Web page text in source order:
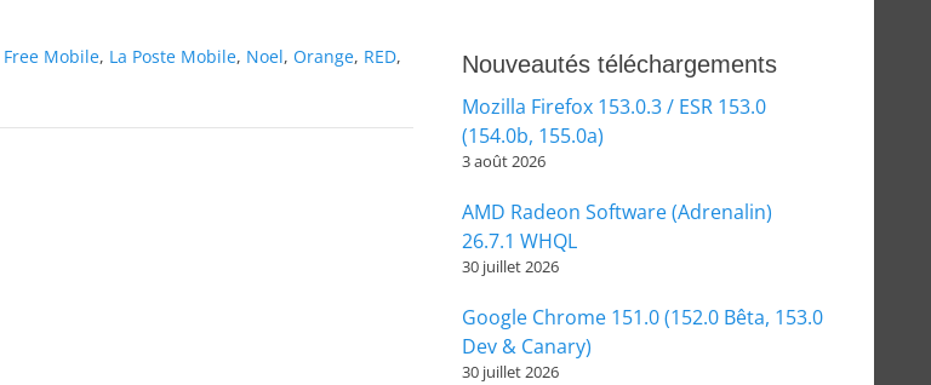
Free Mobile, La Poste Mobile, Noel, Orange, RED,
Nouveautés téléchargements
Mozilla Firefox 153.0.3 / ESR 153.0
(154.0b, 155.0a)
3 août 2026
AMD Radeon Software (Adrenalin)
26.7.1 WHQL
30 juillet 2026
Google Chrome 151.0 (152.0 Bêta, 153.0
Dev & Canary)
30 juillet 2026